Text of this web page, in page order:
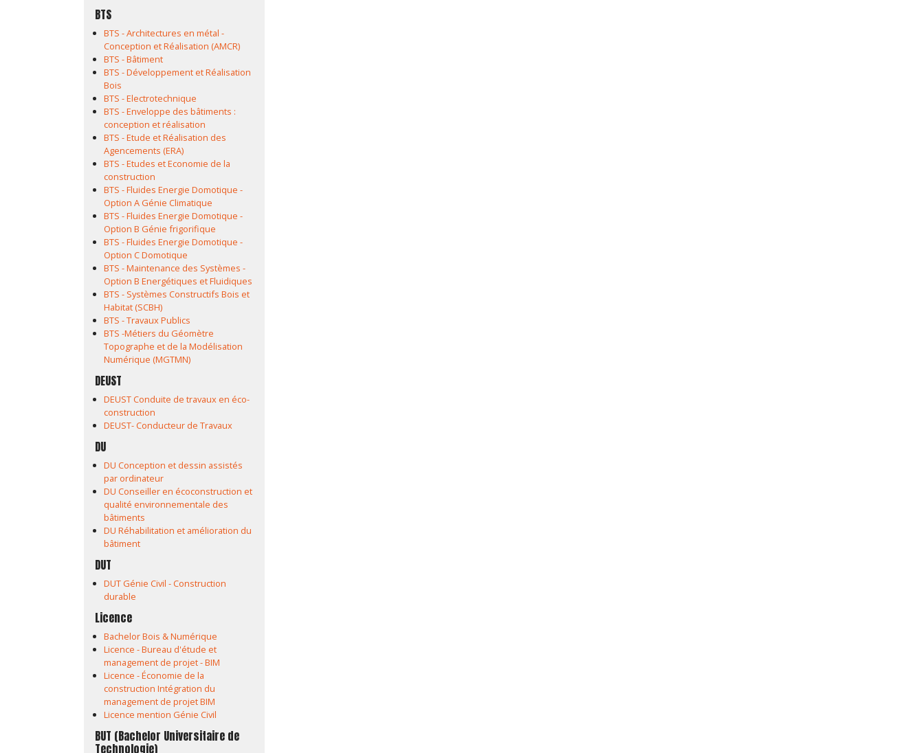
BTS
BTS - Architectures en métal -
Conception et Réalisation (AMCR)
BTS - Bâtiment
BTS - Développement et Réalisation
Bois
BTS - Electrotechnique
BTS - Enveloppe des bâtiments :
conception et réalisation
BTS - Etude et Réalisation des
Agencements (ERA)
BTS - Etudes et Economie de la
construction
BTS - Fluides Energie Domotique -
Option A Génie Climatique
BTS - Fluides Energie Domotique -
Option B Génie frigorifique
BTS - Fluides Energie Domotique -
Option C Domotique
BTS - Maintenance des Systèmes -
Option B Energétiques et Fluidiques
BTS - Systèmes Constructifs Bois et
Habitat (SCBH)
BTS - Travaux Publics
BTS -Métiers du Géomètre
Topographe et de la Modélisation
Numérique (MGTMN)
DEUST
DEUST Conduite de travaux en éco-
construction
DEUST- Conducteur de Travaux
DU
DU Conception et dessin assistés
par ordinateur
DU Conseiller en écoconstruction et
qualité environnementale des
bâtiments
DU Réhabilitation et amélioration du
bâtiment
DUT
DUT Génie Civil - Construction
durable
Licence
Bachelor Bois & Numérique
Licence - Bureau d'étude et
management de projet - BIM
Licence - Économie de la
construction Intégration du
management de projet BIM
Licence mention Génie Civil
BUT (Bachelor Universitaire de
Technologie)